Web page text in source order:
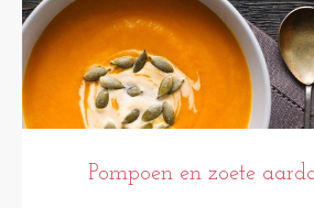
Pompoen en zoete